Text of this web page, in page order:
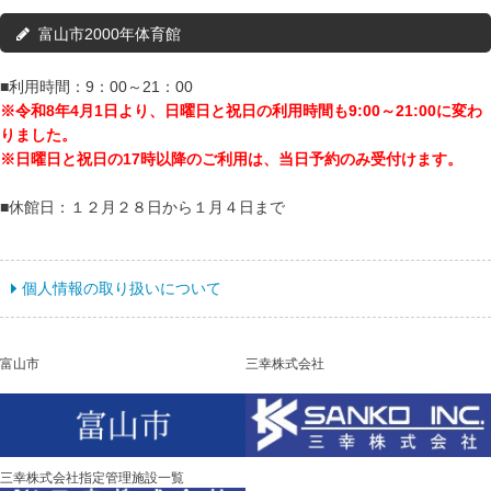
富山市2000年体育館
■利用時間：9：00～21：00
※令和8年4月1日より、
日曜日と祝日の利用時間も9:00～21:00に変わ
りました。
※日曜日と祝日の17時以降のご利用は、当日予約のみ受付けます。
■休館日：１２月２８日から１月４日まで
個人情報の取り扱いについて
富山市 三幸株式会社
三幸株式会社指定管理施設一覧